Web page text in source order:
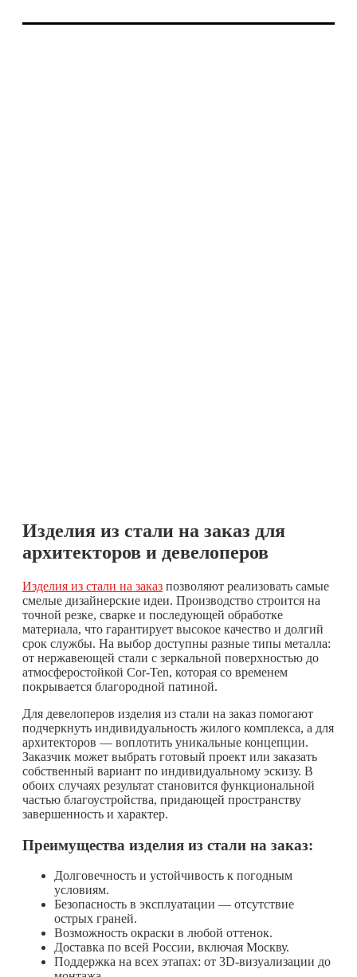
Изделия из стали на заказ для
архитекторов и девелоперов
Изделия из стали на заказ позволяют реализовать самые
смелые дизайнерские идеи. Производство строится на
точной резке, сварке и последующей обработке
материала, что гарантирует высокое качество и долгий
срок службы. На выбор доступны разные типы металла:
от нержавеющей стали с зеркальной поверхностью до
атмосферостойкой Cor-Ten, которая со временем
покрывается благородной патиной.
Для девелоперов изделия из стали на заказ помогают
подчеркнуть индивидуальность жилого комплекса, а для
архитекторов — воплотить уникальные концепции.
Заказчик может выбрать готовый проект или заказать
собственный вариант по индивидуальному эскизу. В
обоих случаях результат становится функциональной
частью благоустройства, придающей пространству
завершенность и характер.
Преимущества изделия из стали на заказ:
Долговечность и устойчивость к погодным
условиям.
Безопасность в эксплуатации — отсутствие
острых граней.
Возможность окраски в любой оттенок.
Доставка по всей России, включая Москву.
Поддержка на всех этапах: от 3D-визуализации до